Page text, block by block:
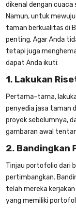
dikenal dengan cuaca
Namun, untuk
taman berkualitas di
penting. Agar Anda
tetapi juga
dapat Anda ikuti:
1. Lakukan
Pertama-tama,
penyedia jasa taman
proyek sebelumnya,
gambaran awal
2. Bandingkan
Tinjau portofolio dari
pertimbangkan.
telah mereka
yang memiliki